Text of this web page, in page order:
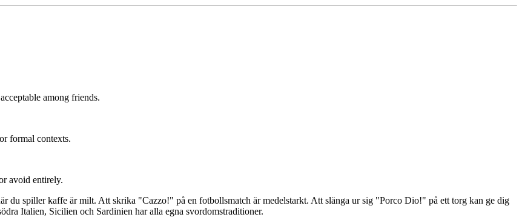
among friends.
formal contexts.
avoid entirely.
du spiller kaffe är milt. Att skrika "Cazzo!" på en fotbollsmatch är medelstarkt. Att slänga ur sig "Porco Dio!" på ett torg kan ge dig
Italien, Sicilien och Sardinien har alla egna svordomstraditioner.